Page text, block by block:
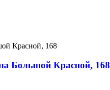
Красной, 168
Большой Красной, 168